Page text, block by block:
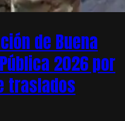
de Buena
2026 por
traslados